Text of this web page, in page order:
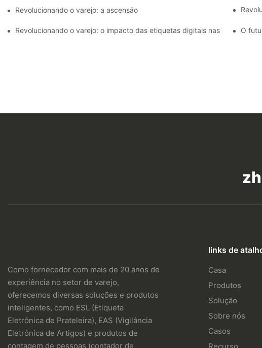
Revolucionando o varejo: a ascensão das etiquetas eletrônicas de
Revolucionando o varejo: o impacto das etiquetas digitais nas prateleiras
O
Como fornecedor com mais de 20 anos de
experiência no setor de varejo,
oferecemos diversas soluções e produtos
inteligentes, como ESL (Etiqueta
Eletrônica de Prateleira), EAS (Vigilância
Eletrônica de Artigos) e produtos de
contagem de pessoas (contador de
links de
Casa
Produtos
Solução
Sobre nós
Casos